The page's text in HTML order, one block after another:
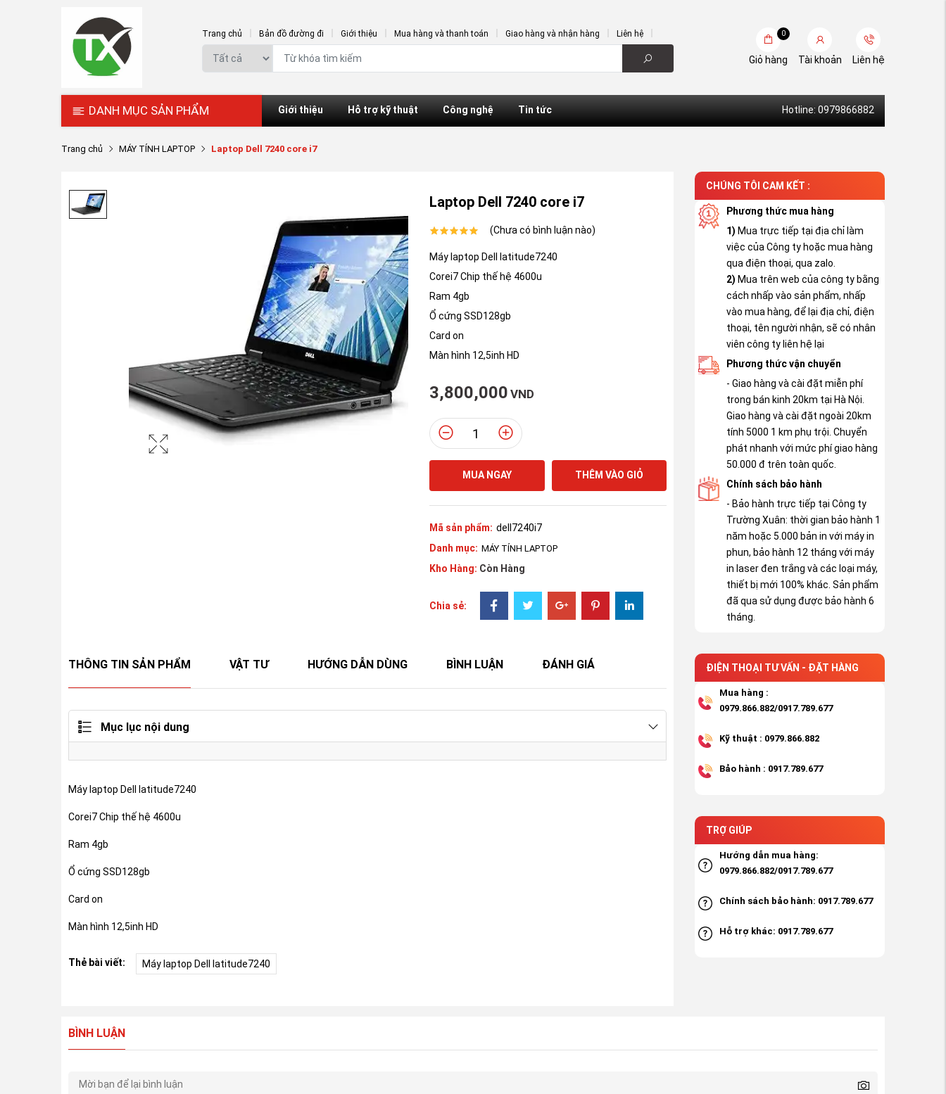
Trang chủ Bản đồ đường đi Giới thiệu Mua hàng và thanh toán Giao hàng và nhận hàng Liên hệ 0
Giỏ hàng Tài khoản Liên hệ
DANH MỤC SẢN PHẨM Giới thiệu Hỗ trợ kỹ thuật Công nghệ Tin tức Hotline: 0979866882
Trang chủ MÁY TÍNH LAPTOP Laptop Dell 7240 core i7
Laptop Dell 7240 core i7
(Chưa có bình luận nào)
Máy laptop Dell latitude7240
Corei7 Chip thế hệ 4600u
Ram 4gb
Ổ cứng SSD128gb
Card on
Màn hình 12,5inh HD
3,800,000 VND
MUA NGAY THÊM VÀO GIỎ
Mã sản phẩm: dell7240i7
Danh mục: MÁY TÍNH LAPTOP
Kho Hàng: Còn Hàng
Chia sẻ:
THÔNG TIN SẢN PHẨM VẬT TƯ HƯỚNG DẪN DÙNG BÌNH LUẬN ĐÁNH GIÁ
Mục lục nội dung
Máy laptop Dell latitude7240
Corei7 Chip thế hệ 4600u
Ram 4gb
Ổ cứng SSD128gb
Card on
Màn hình 12,5inh HD
Thẻ bài viết: Máy laptop Dell latitude7240
CHÚNG TÔI CAM KẾT :
Phương thức mua hàng
1) Mua trực tiếp tại địa chỉ làm
việc của Công ty hoặc mua hàng
qua điện thoại, qua zalo.
2) Mua trên web của công ty bằng
cách nhấp vào sản phẩm, nhấp
vào mua hàng, để lại địa chỉ, điện
thoại, tên người nhận, sẽ có nhân
viên công ty liên hệ lại
Phương thức vận chuyển
- Giao hàng và cài đặt miễn phí
trong bán kinh 20km tại Hà Nội.
Giao hàng và cài đặt ngoài 20km
tính 5000 1 km phụ trội. Chuyển
phát nhanh với mức phí giao hàng
50.000 đ trên toàn quốc.
Chính sách bảo hành
- Bảo hành trực tiếp tại Công ty
Trường Xuân: thời gian bảo hành 1
năm hoặc 5.000 bản in với máy in
phun, bảo hành 12 tháng với máy
in laser đen trắng và các loại máy,
thiết bị mới 100% khác. Sản phẩm
đã qua sử dụng được bảo hành 6
tháng.
ĐIỆN THOẠI TƯ VẤN - ĐẶT HÀNG
Mua hàng :
0979.866.882/0917.789.677
Kỹ thuật : 0979.866.882
Bảo hành : 0917.789.677
TRỢ GIÚP
Hướng dẫn mua hàng:
0979.866.882/0917.789.677
Chính sách bảo hành: 0917.789.677
Hỗ trợ khác: 0917.789.677
BÌNH LUẬN